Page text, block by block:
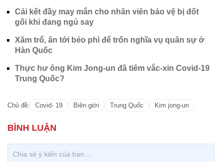
Cái kết đầy may mắn cho nhân viên bảo vệ bị đốt
gối khi đang ngủ say
Xăm trổ, ăn tới béo phì để trốn nghĩa vụ quân sự ở
Hàn Quốc
Thực hư ông Kim Jong-un đã tiêm vắc-xin Covid-19
Trung Quốc?
Chủ đề: Covid- 19 Biên giới Trung Quốc Kim jong-un